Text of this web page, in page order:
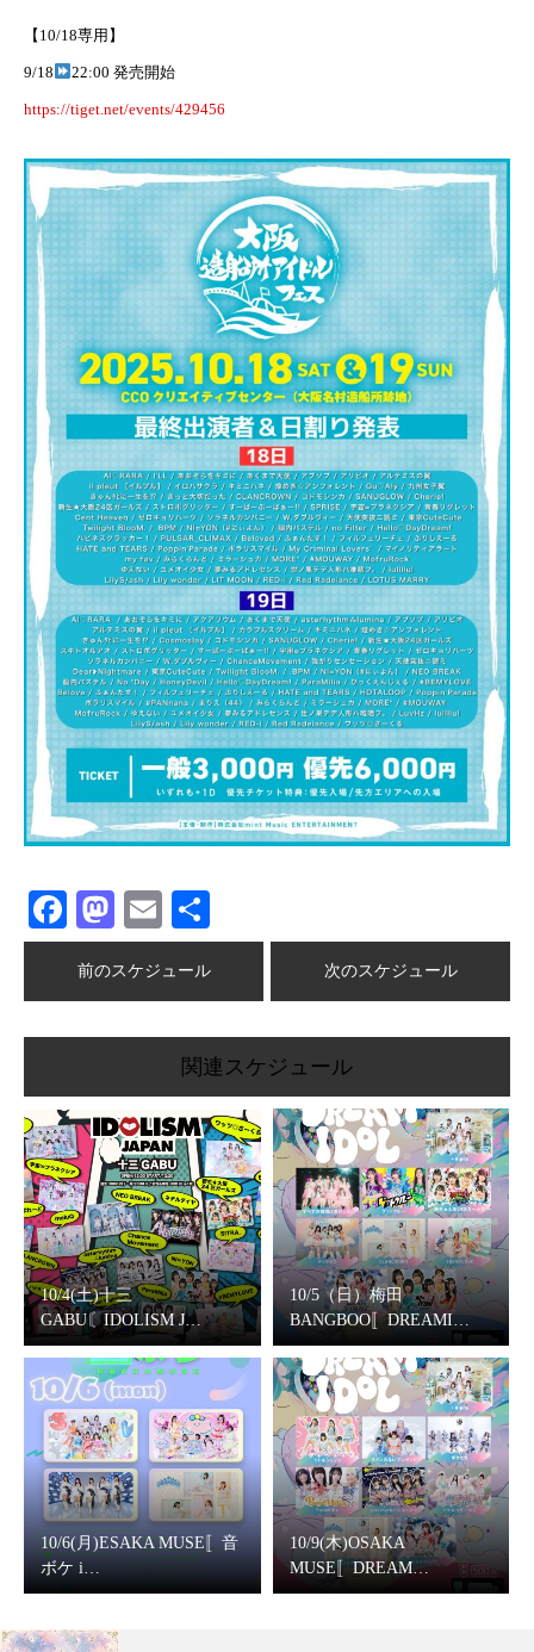
【10/18専用】
9/18 22:00 発売開始
https://tiget.net/events/429456
Facebook
Mastodon
Email
有
前のスケジュール 次のスケジュール
関連スケジュール
10/4(土)十三
GABU〘IDOLISM J…
10/5（日）梅田
BANGBOO〚DREAMI…
10/6(月)ESAKA MUSE〚音
ボケ i…
10/9(木)OSAKA
MUSE〚DREAM…